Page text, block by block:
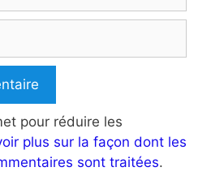
pour réduire les
plus sur la façon dont les
sont traitées.